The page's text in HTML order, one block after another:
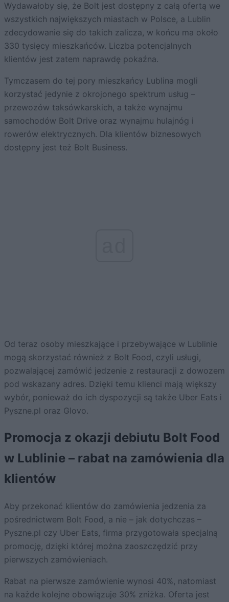
Wydawałoby się, że Bolt jest dostępny z całą ofertą we
wszystkich największych miastach w Polsce, a Lublin
zdecydowanie się do takich zalicza, w końcu ma około
330 tysięcy mieszkańców. Liczba potencjalnych
klientów jest zatem naprawdę pokaźna.
Tymczasem do tej pory mieszkańcy Lublina mogli
korzystać jedynie z okrojonego spektrum usług –
przewozów taksówkarskich, a także wynajmu
samochodów Bolt Drive oraz wynajmu hulajnóg i
rowerów elektrycznych. Dla klientów biznesowych
dostępny jest też Bolt Business.
Od teraz osoby mieszkające i przebywające w Lublinie
mogą skorzystać również z Bolt Food, czyli usługi,
pozwalającej zamówić jedzenie z restauracji z dowozem
pod wskazany adres. Dzięki temu klienci mają większy
wybór, ponieważ do ich dyspozycji są także Uber Eats i
Pyszne.pl oraz Glovo.
Promocja z okazji debiutu Bolt Food
w Lublinie – rabat na zamówienia dla
klientów
Aby przekonać klientów do zamówienia jedzenia za
pośrednictwem Bolt Food, a nie – jak dotychczas –
Pyszne.pl czy Uber Eats, firma przygotowała specjalną
promocję, dzięki której można zaoszczędzić przy
pierwszych zamówieniach.
Rabat na pierwsze zamówienie wynosi 40%, natomiast
na każde kolejne obowiązuje 30% zniżka. Oferta jest